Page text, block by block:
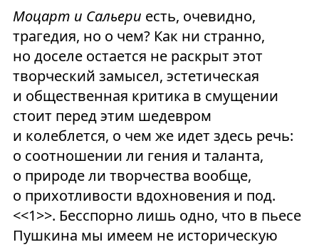
Моцарт и Сальери есть, очевидно,
трагедия, но о чем? Как ни странно,
но доселе остается не раскрыт этот
творческий замысел, эстетическая
и общественная критика в смущении
стоит перед этим шедевром
и колеблется, о чем же идет здесь речь:
о соотношении ли гения и таланта,
о природе ли творчества вообще,
о прихотливости вдохновения и под.
<<1>>. Бесспорно лишь одно, что в пьесе
Пушкина мы имеем не историческую